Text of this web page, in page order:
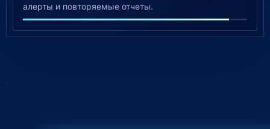
алерты и повторяемые отчеты.